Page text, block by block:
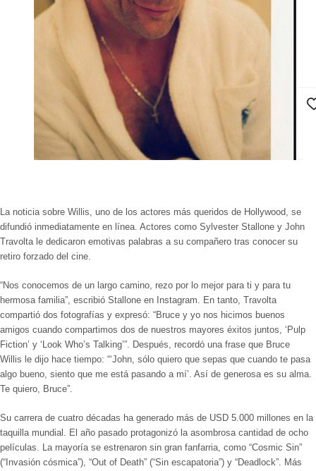
La noticia sobre Willis, uno de los actores más queridos de Hollywood, se
difundió inmediatamente en línea. Actores como Sylvester Stallone y John
Travolta le dedicaron emotivas palabras a su compañero tras conocer su
retiro forzado del cine.
“Nos conocemos de un largo camino, rezo por lo mejor para ti y para tu
hermosa familia”, escribió Stallone en Instagram. En tanto, Travolta
compartió dos fotografías y expresó: “Bruce y yo nos hicimos buenos
amigos cuando compartimos dos de nuestros mayores éxitos juntos, ‘Pulp
Fiction’ y ‘Look Who’s Talking’”. Después, recordó una frase que Bruce
Willis le dijo hace tiempo: “‘John, sólo quiero que sepas que cuando te pasa
algo bueno, siento que me está pasando a mí’. Así de generosa es su alma.
Te quiero, Bruce”.
Su carrera de cuatro décadas ha generado más de USD 5.000 millones en la
taquilla mundial. El año pasado protagonizó la asombrosa cantidad de ocho
películas. La mayoría se estrenaron sin gran fanfarria, como “Cosmic Sin”
(“Invasión cósmica”), “Out of Death” (“Sin escapatoria”) y “Deadlock”. Más